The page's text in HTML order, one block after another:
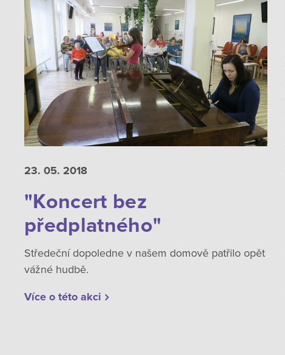
23. 05. 2018
"Koncert bez
předplatného"
Středeční dopoledne v našem domově patřilo opět
vážné hudbě.
Více o této akci